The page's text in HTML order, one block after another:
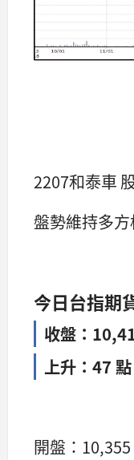
2207和泰車
盤勢維持多
今日台指期
收盤：
上升：47 點
開盤：